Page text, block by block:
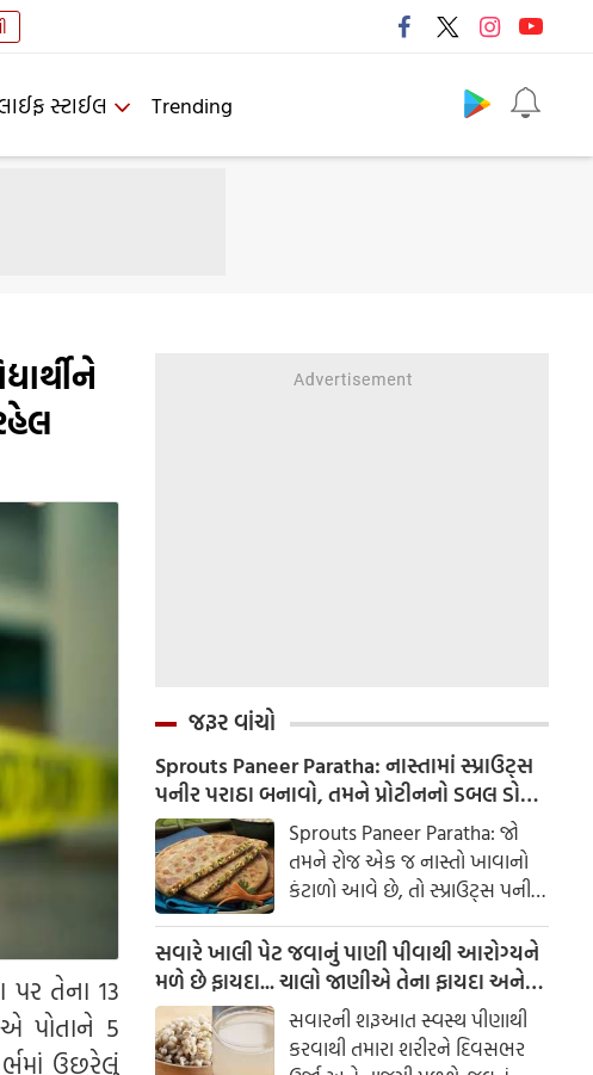
સ્ટાઈલ Trending
પર તેના 13
પોતાને 5
ઉછરેલું
જરૂર વાંચો
Sprouts Paneer Paratha: નાસ્તામાં સ્પ્રાઉટ્સ
પનીર પરાઠા બનાવો, તમને પ્રોટીનનો ડબલ ડોઝ
મળશે
Sprouts Paneer Paratha: જો
તમને રોજ એક જ નાસ્તો ખાવાનો
કંટાળો આવે છે, તો સ્પ્રાઉટ્સ પનીર
પરાઠા બનાવવાનો પ્રયાસ કરો. તે
માત્ર સ્વાદિષ્ટ જ નથી પણ તમારા
સ્વાસ્થ્ય માટે અતિ ફાયદાકારક પણ
સવારે ખાલી પેટ જવાનું પાણી પીવાથી આરોગ્યને
મળે છે ફાયદા... ચાલો જાણીએ તેના ફાયદા અને
ઉપયોગ કરવાની યોગ્ય રીતસવારની શરૂઆત સ્વસ્થ પીણાથી
કરવાથી તમારા શરીરને દિવસભર